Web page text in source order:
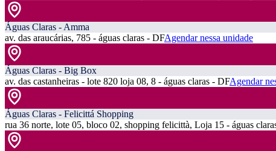
Águas Claras - Amma
av. das araucárias, 785 - águas claras - DFAgendar nessa unidade
Águas Claras - Big Box
av. das castanheiras - lote 820 loja 08, 8 - águas claras - DFAgendar
Águas Claras - Felicittá Shopping
rua 36 norte, lote 05, bloco 02, shopping felicittà, Loja 15 - águas